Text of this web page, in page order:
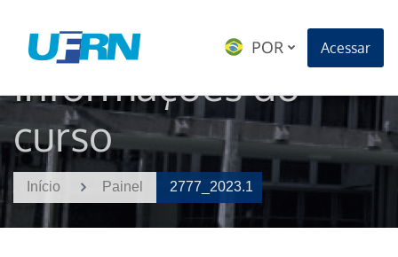
Acessar
Informações do
curso
Início Painel 2777_2023.1